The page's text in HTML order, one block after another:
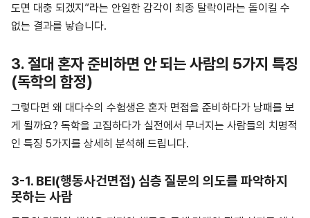
도면 대충 되겠지”라는 안일한 감각이 최종 탈락이라는 돌이킬 수
없는 결과를 낳습니다.
3. 절대 혼자 준비하면 안 되는 사람의 5가지 특징
(독학의 함정)
그렇다면 왜 대다수의 수험생은 혼자 면접을 준비하다가 낭패를 보
게 될까요? 독학을 고집하다가 실전에서 무너지는 사람들의 치명적
인 특징 5가지를 상세히 분석해 드립니다.
3-1. BEI(행동사건면접) 심층 질문의 의도를 파악하지
못하는 사람